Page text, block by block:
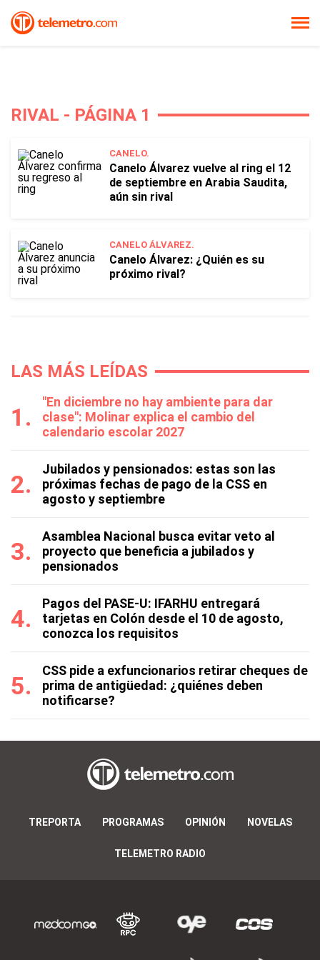
RIVAL - PÁGINA 1
CANELO.
Canelo Álvarez vuelve al ring el 12
de septiembre en Arabia Saudita,
aún sin rival
CANELO ÁLVAREZ.
Canelo Álvarez: ¿Quién es su
próximo rival?
LAS MÁS LEÍDAS
"En diciembre no hay ambiente para dar
clase": Molinar explica el cambio del
calendario escolar 2027
Jubilados y pensionados: estas son las
próximas fechas de pago de la CSS en
agosto y septiembre
Asamblea Nacional busca evitar veto al
proyecto que beneficia a jubilados y
pensionados
Pagos del PASE-U: IFARHU entregará
tarjetas en Colón desde el 10 de agosto,
conozca los requisitos
CSS pide a exfuncionarios retirar cheques de
prima de antigüedad: ¿quiénes deben
notificarse?
TREPORTA PROGRAMAS OPINIÓN NOVELAS
TELEMETRO RADIO